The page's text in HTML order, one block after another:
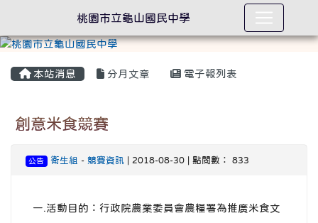
本站消息 分月文章 電子報列表
創意米食競賽
公告 衛生組 - 競賽資訊| 2018-08-30 | 點閱數： 833
一.活動目的：行政院農業委員會農糧署為推廣米食文
桃園市立龜山國民中學